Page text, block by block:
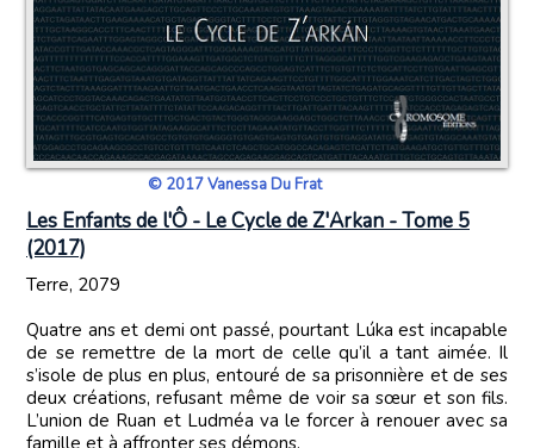
© 2017 Vanessa Du Frat
Les Enfants de l'Ô - Le Cycle de Z'Arkan - Tome 5
(2017)
Terre, 2079
Quatre ans et demi ont passé, pourtant Lúka est incapable
de se remettre de la mort de celle qu’il a tant aimée. Il
s’isole de plus en plus, entouré de sa prisonnière et de ses
deux créations, refusant même de voir sa sœur et son fils.
L’union de Ruan et Ludméa va le forcer à renouer avec sa
famille et à affronter ses démons.